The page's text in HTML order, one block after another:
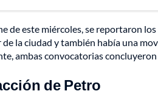
de este miércoles, se reportaron
la ciudad y también había una
ambas convocatorias
de Petro